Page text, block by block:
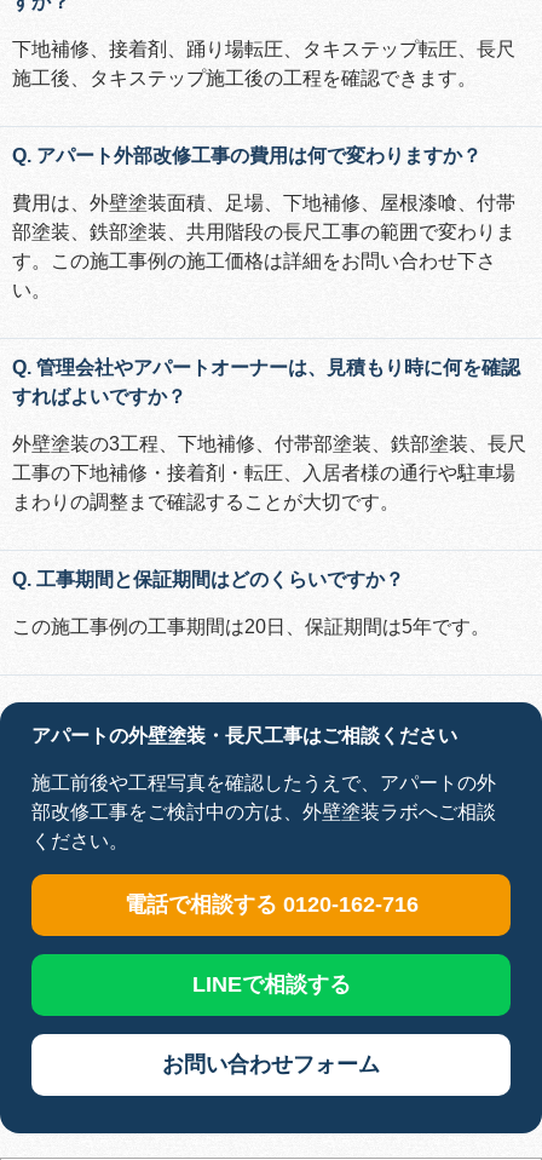
下地補修、接着剤、踊り場転圧、タキステップ転圧、長尺
施工後、タキステップ施工後の工程を確認できます。
Q. アパート外部改修工事の費用は何で変わりますか？
費用は、外壁塗装面積、足場、下地補修、屋根漆喰、付帯
部塗装、鉄部塗装、共用階段の長尺工事の範囲で変わりま
す。この施工事例の施工価格は詳細をお問い合わせ下さ
い。
Q. 管理会社やアパートオーナーは、見積もり時に何を確認
すればよいですか？
外壁塗装の3工程、下地補修、付帯部塗装、鉄部塗装、長尺
工事の下地補修・接着剤・転圧、入居者様の通行や駐車場
まわりの調整まで確認することが大切です。
Q. 工事期間と保証期間はどのくらいですか？
この施工事例の工事期間は20日、保証期間は5年です。
アパートの外壁塗装・長尺工事はご相談ください
施工前後や工程写真を確認したうえで、アパートの外
部改修工事をご検討中の方は、外壁塗装ラボへご相談
ください。
電話で相談する 0120-162-716
LINEで相談する
お問い合わせフォーム